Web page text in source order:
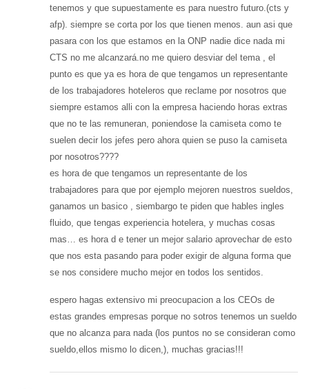
tenemos y que supuestamente es para nuestro futuro.(cts y
afp). siempre se corta por los que tienen menos. aun asi que
pasara con los que estamos en la ONP nadie dice nada mi
CTS no me alcanzará.no me quiero desviar del tema , el
punto es que ya es hora de que tengamos un representante
de los trabajadores hoteleros que reclame por nosotros que
siempre estamos alli con la empresa haciendo horas extras
que no te las remuneran, poniendose la camiseta como te
suelen decir los jefes pero ahora quien se puso la camiseta
por nosotros????
es hora de que tengamos un representante de los
trabajadores para que por ejemplo mejoren nuestros sueldos,
ganamos un basico , siembargo te piden que hables ingles
fluido, que tengas experiencia hotelera, y muchas cosas
mas… es hora d e tener un mejor salario aprovechar de esto
que nos esta pasando para poder exigir de alguna forma que
se nos considere mucho mejor en todos los sentidos.
espero hagas extensivo mi preocupacion a los CEOs de
estas grandes empresas porque no sotros tenemos un sueldo
que no alcanza para nada (los puntos no se consideran como
sueldo,ellos mismo lo dicen,), muchas gracias!!!